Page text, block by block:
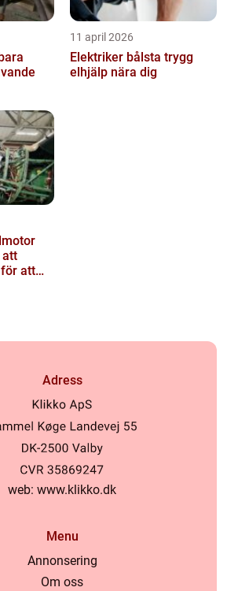
11 april 2026
Elektriker bålsta trygg
elhjälp nära dig
att
att
Adress
web: www.klikko.dk
Menu
Annonsering
Om oss